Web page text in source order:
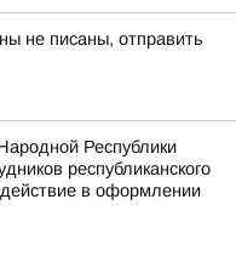
не писаны, отправить
Республики
республиканского
в оформлении